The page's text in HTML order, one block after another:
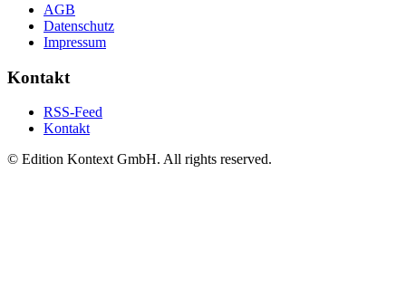
AGB
Datenschutz
Impressum
Kontakt
RSS-Feed
Kontakt
© Edition Kontext GmbH. All rights reserved.